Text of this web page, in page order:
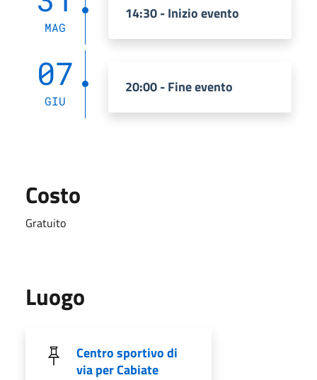
MAG
14:30 - Inizio evento
07
GIU
20:00 - Fine evento
Costo
Gratuito
Luogo
Centro sportivo di
via per Cabiate